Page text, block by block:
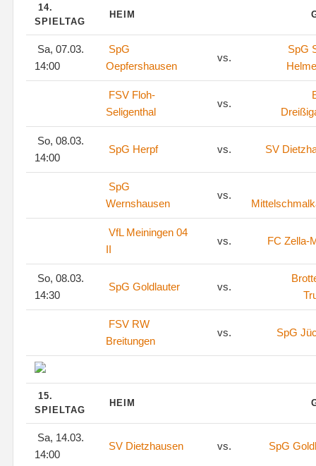
14.
SPIELTAG
HEIM
Sa, 07.03.
14:00
SpG
Oepfershausen
vs.
SpG
FSV Floh-
Seligenthal
vs.
So, 08.03.
14:00
SpG Herpf vs. SV
SpG
Wernshausen
vs.
VfL Meiningen 04
II
vs. FC Zella-
So, 08.03.
14:30
SpG Goldlauter vs.
FSV RW
Breitungen
vs. SpG
15.
SPIELTAG
HEIM
Sa, 14.03.
14:00
SV Dietzhausen vs. SpG